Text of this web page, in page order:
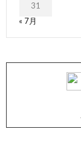
31
« 7月